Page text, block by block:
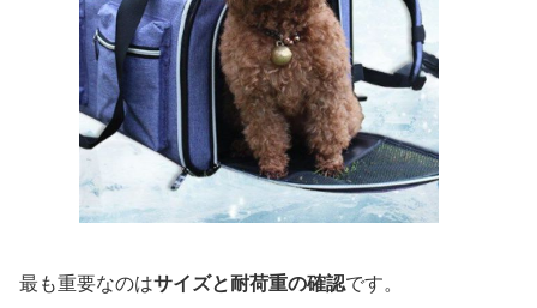
最も重要なのはサイズと耐荷重の確認です。